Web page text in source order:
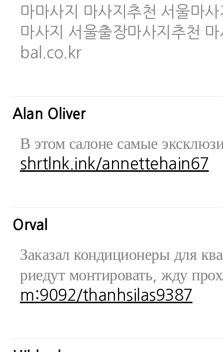
마마사지 마사지추천 서울마
마사지 서울출장마사지추천
bal.co.kr
Alan Oliver
В этом салоне самые
shrtlnk.ink/annettehain67
Orval
Заказал кондиционеры для
риедут монтировать, жду
m:9092/thanhsilas9387